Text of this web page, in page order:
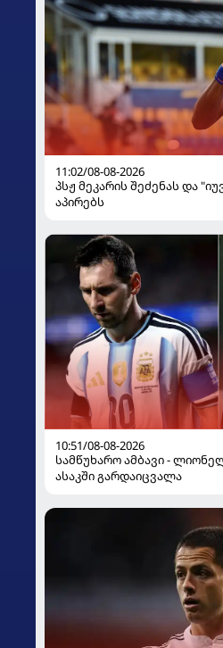
11:02/08-08-2026
პსჟ მეკარის შეძენას და
აპირებს
10:51/08-08-2026
სამწუხარო ამბავი -
ასაკში გარდაიცვალა